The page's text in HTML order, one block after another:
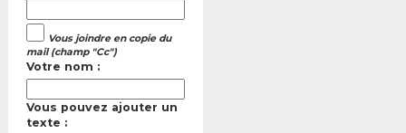
Vous joindre en copie du
mail (champ "Cc")
Votre nom :
Vous pouvez ajouter un
texte :